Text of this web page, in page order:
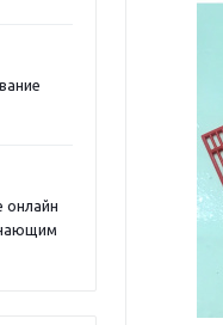
онлайн